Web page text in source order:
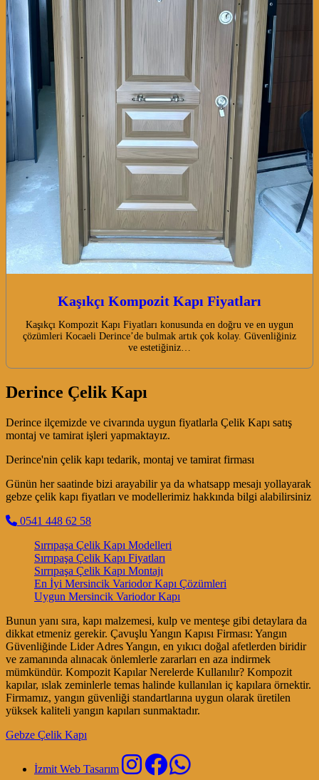
Kaşıkçı Kompozit Kapı Fiyatları
Kaşıkçı Kompozit Kapı Fiyatları konusunda en doğru ve en uygun
çözümleri Kocaeli Derince’de bulmak artık çok kolay. Güvenliğiniz
ve estetiğiniz…
Derince Çelik Kapı
Derince ilçemizde ve civarında uygun fiyatlarla Çelik Kapı satış
montaj ve tamirat işleri yapmaktayız.
Derince'nin çelik kapı tedarik, montaj ve tamirat firması
Günün her saatinde bizi arayabilir ya da whatsapp mesajı yollayarak
gebze çelik kapı fiyatları ve modellerimiz hakkında bilgi alabilirsiniz
0541 448 62 58
Sırrıpaşa Çelik Kapı Modelleri
Sırrıpaşa Çelik Kapı Fiyatları
Sırrıpaşa Çelik Kapı Montajı
En İyi Mersincik Variodor Kapı Çözümleri
Uygun Mersincik Variodor Kapı
Bunun yanı sıra, kapı malzemesi, kulp ve menteşe gibi detaylara da
dikkat etmeniz gerekir. Çavuşlu Yangın Kapısı Firması: Yangın
Güvenliğinde Lider Adres Yangın, en yıkıcı doğal afetlerden biridir
ve zamanında alınacak önlemlerle zararları en aza indirmek
mümkündür. Kompozit Kapılar Nerelerde Kullanılır? Kompozit
kapılar, ıslak zeminlerle temas halinde kullanılan iç kapılara örnektir.
Firmamız, yangın güvenliği standartlarına uygun olarak üretilen
yüksek kaliteli yangın kapıları sunmaktadır.
Gebze Çelik Kapı
İzmit Web Tasarım